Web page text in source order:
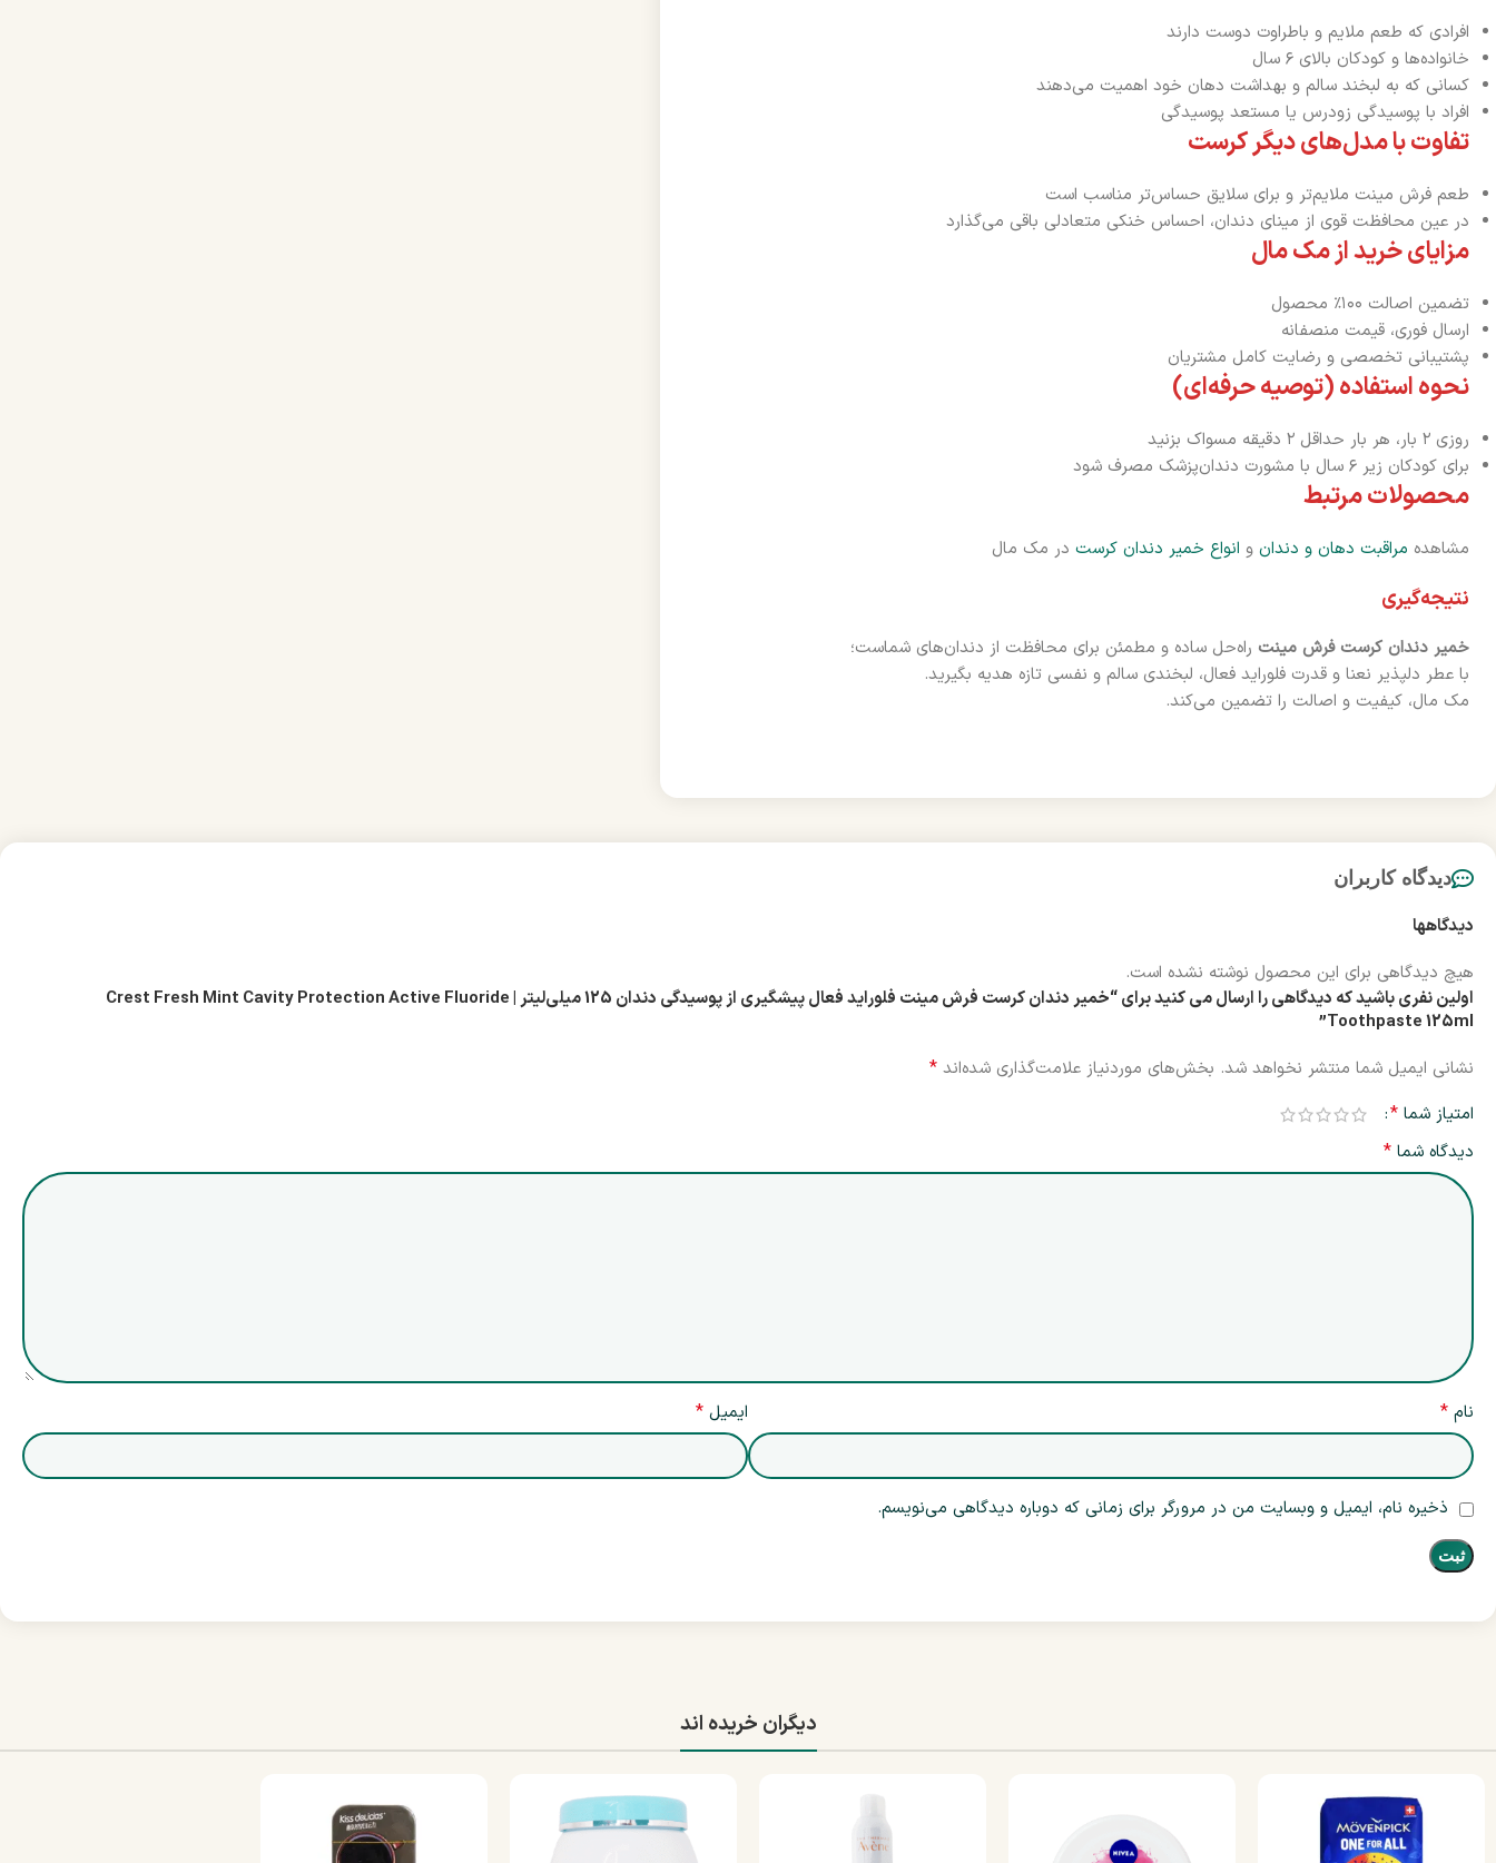
افرادی که طعم ملایم و باطراوت دوست دارند
خانواده‌ها و کودکان بالای ۶ سال
کسانی که به لبخند سالم و بهداشت دهان خود اهمیت می‌دهند
افراد با پوسیدگی زودرس یا مستعد پوسیدگی
تفاوت با مدل‌های دیگر کرست
طعم فرش مینت ملایم‌تر و برای سلایق حساس‌تر مناسب است
در عین محافظت قوی از مینای دندان، احساس خنکی متعادلی باقی می‌گذارد
مزایای خرید از مک مال
تضمین اصالت ۱۰۰٪ محصول
ارسال فوری، قیمت منصفانه
پشتیبانی تخصصی و رضایت کامل مشتریان
نحوه استفاده (توصیه حرفه‌ای)
روزی ۲ بار، هر بار حداقل ۲ دقیقه مسواک بزنید
برای کودکان زیر ۶ سال با مشورت دندان‌پزشک مصرف شود
محصولات مرتبط
مشاهده مراقبت دهان و دندان و انواع خمیر دندان کرست در مک مال
نتیجه‌گیری
خمیر دندان کرست فرش مینت راه‌حل ساده و مطمئن برای محافظت از دندان‌های شماست؛
با عطر دلپذیر نعنا و قدرت فلوراید فعال، لبخندی سالم و نفسی تازه هدیه بگیرید.
مک مال، کیفیت و اصالت را تضمین می‌کند.
دیدگاه کاربران
دیدگاهها
هیچ دیدگاهی برای این محصول نوشته نشده است.
اولین نفری باشید که دیدگاهی را ارسال می کنید برای “خمیر دندان کرست فرش مینت فلوراید فعال پیشگیری از پوسیدگی دندان 125 میلی‌لیتر | Crest Fresh Mint Cavity Protection Active Fluoride
Toothpaste 125ml”
نشانی ایمیل شما منتشر نخواهد شد. بخش‌های موردنیاز علامت‌گذاری شده‌اند *
امتیاز شما *
دیدگاه شما *
نام * ایمیل *
ذخیره نام، ایمیل و وبسایت من در مرورگر برای زمانی که دوباره دیدگاهی می‌نویسم.
دیگران خریده اند